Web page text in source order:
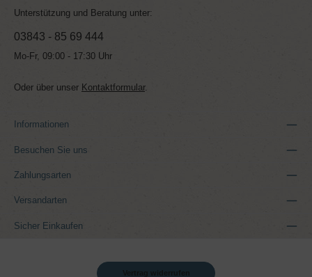
Informationen
Unterstützung und Beratung unter:
03843 - 85 69 444
Mo-Fr, 09:00 - 17:30 Uhr
Oder über unser Kontaktformular.
Besuchen Sie uns
Zahlungsarten
Versandarten
Sicher Einkaufen
Vertrag widerrufen